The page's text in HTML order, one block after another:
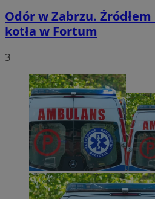
Odór w Zabrzu.
kotła w Fortum
3